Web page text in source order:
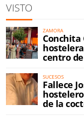
VISTO
ZAMORA
Conchita
centro
SUCESOS
Fallece
de la